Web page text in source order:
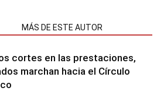
MÁS DE ESTE AUTOR
cortes en las prestaciones,
marchan hacia el Círculo